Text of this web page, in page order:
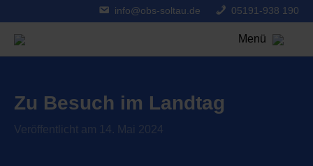
info@obs-soltau.de 05191-938 190
Menü
Zu Besuch im Landtag
Veröffentlicht am 14. Mai 2024